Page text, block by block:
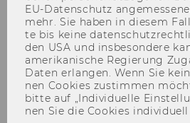
EU-​Datenschutz
mehr. Sie haben in die­sem
te bis keine
den USA und ins­be­son­de­re
amerikanische Re­gie­rung
Daten er­lan­gen. Wenn Sie
nen Coo­kies zu­stim­men
bitte auf „In­di­vi­du­el­le
nen Sie die Coo­kies in­di­vi­du­ell